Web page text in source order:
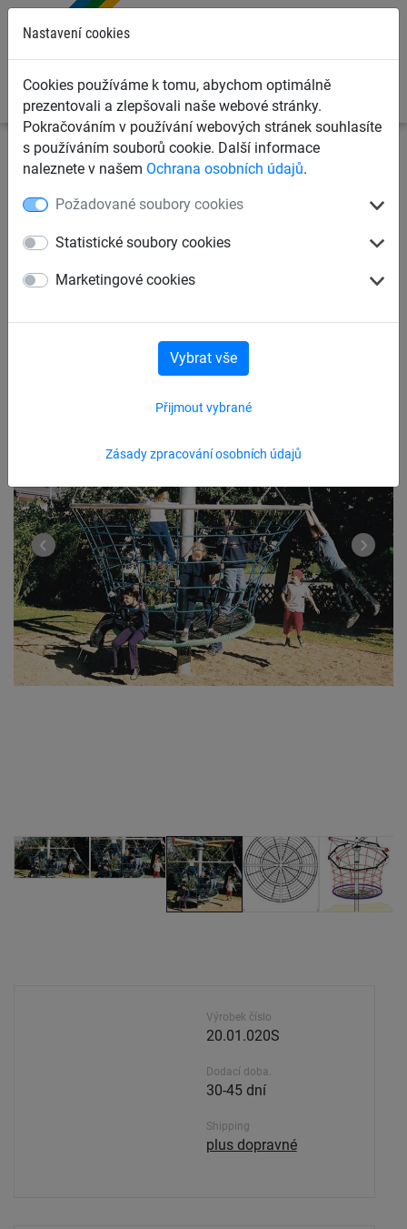
Nastavení cookies
Cookies používáme k tomu, abychom optimálně
prezentovali a zlepšovali naše webové stránky.
Pokračováním v používání webových stránek souhlasíte
s používáním souborů cookie. Další informace
naleznete v našem Ochrana osobních údajů.
Požadované soubory cookies
Statistické soubory cookies
Marketingové cookies
Zásady zpracování osobních údajů
Přijmout vybrané
Vybrat vše
Dětská lanová hřiště
Trampolíny a lanové kolotoče
Kolotoč – Kosmická kabina
Výrobek číslo
20.01.020S
Dodací doba.
30-45 dní
Shipping
plus dopravné